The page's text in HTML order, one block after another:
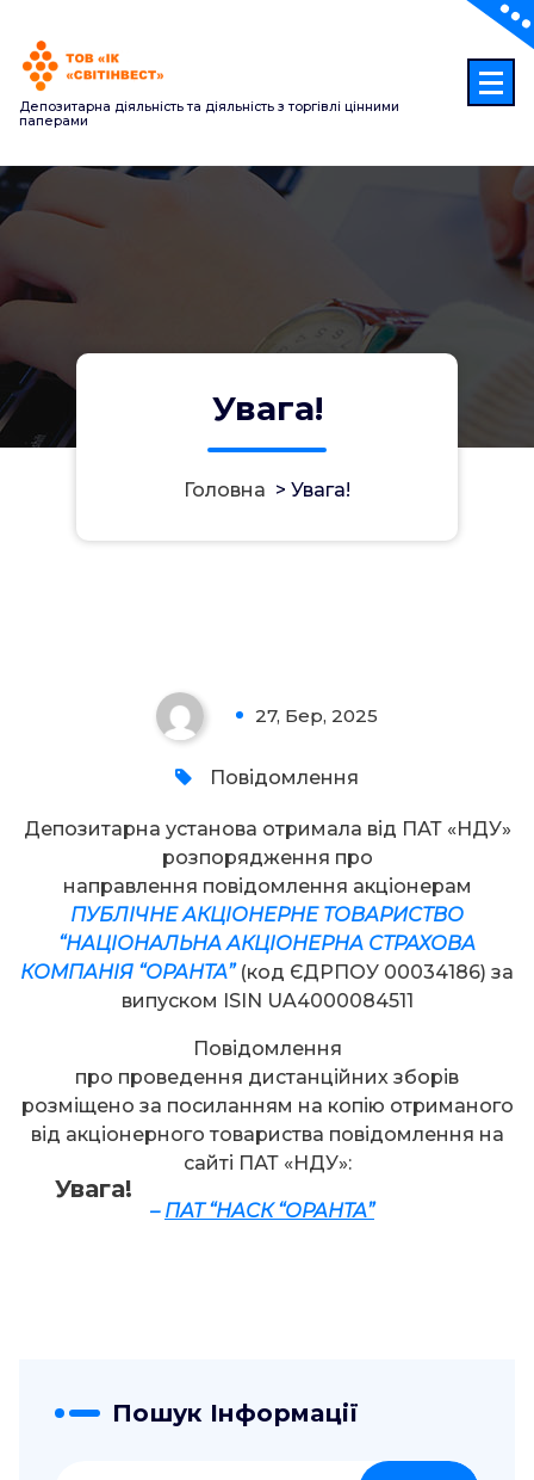
контенту
Депозитарна діяльність та діяльність з торгівлі цінними
паперами
Увага!
Головна > Увага!
27, Бер, 2025
Повідомлення
Увага!
Депозитарна установа отримала від ПАТ «НДУ»
розпорядження про
направлення повідомлення акціонерам
ПУБЛІЧНЕ АКЦІОНЕРНЕ ТОВАРИСТВО
“НАЦІОНАЛЬНА АКЦІОНЕРНА СТРАХОВА
КОМПАНІЯ “ОРАНТА” (код ЄДРПОУ 00034186) за
випуском ISIN UA4000084511
Повідомлення
про проведення дистанційних зборів
розміщено за посиланням на копію отриманого
від акціонерного товариства повідомлення на
сайті ПАТ «НДУ»:
– ПАТ “НАСК “ОРАНТА”
Пошук Інформації